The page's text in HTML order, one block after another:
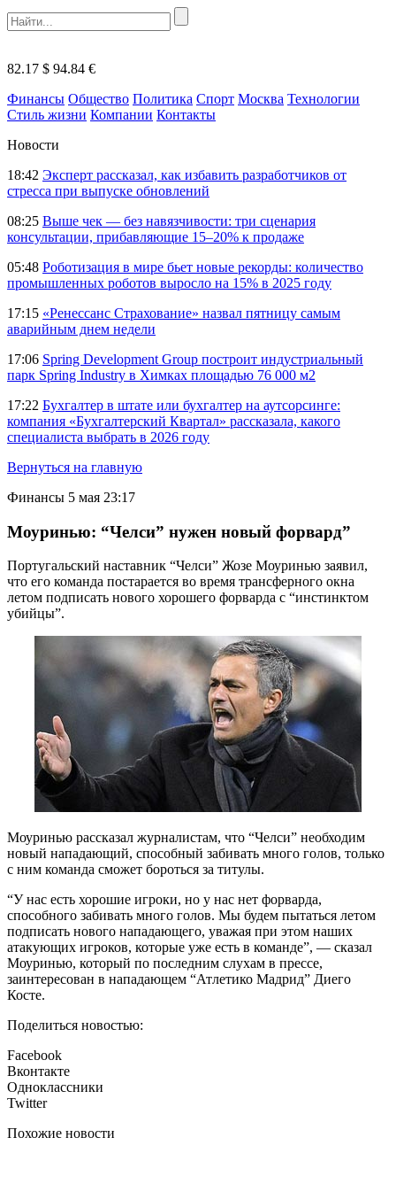
82.17 $ 94.84 €
Финансы Общество Политика Спорт Москва Технологии
Стиль жизни Компании Контакты
Новости
18:42 Эксперт рассказал, как избавить разработчиков от
стресса при выпуске обновлений
08:25 Выше чек — без навязчивости: три сценария
консультации, прибавляющие 15–20% к продаже
05:48 Роботизация в мире бьет новые рекорды: количество
промышленных роботов выросло на 15% в 2025 году
17:15 «Ренессанс Страхование» назвал пятницу самым
аварийным днем недели
17:06 Spring Development Group построит индустриальный
парк Spring Industry в Химках площадью 76 000 м2
17:22 Бухгалтер в штате или бухгалтер на аутсорсинге:
компания «Бухгалтерский Квартал» рассказала, какого
специалиста выбрать в 2026 году
Вернуться на главную
Финансы 5 мая 23:17
Моуринью: “Челси” нужен новый форвард”
Португальский наставник “Челси” Жозе Моуринью заявил,
что его команда постарается во время трансферного окна
летом подписать нового хорошего форварда с “инстинктом
убийцы”.
Моуринью рассказал журналистам, что “Челси” необходим
новый нападающий, способный забивать много голов, только
с ним команда сможет бороться за титулы.
“У нас есть хорошие игроки, но у нас нет форварда,
способного забивать много голов. Мы будем пытаться летом
подписать нового нападающего, уважая при этом наших
атакующих игроков, которые уже есть в команде”, — сказал
Моуринью, который по последним слухам в прессе,
заинтересован в нападающем “Атлетико Мадрид” Диего
Косте.
Поделиться новостью:
Facebook
Вконтакте
Одноклассники
Twitter
Похожие новости